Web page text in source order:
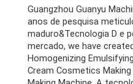
Guangzhou Guanyu
anos de pesquisa
maduro&Tecnologia D e
mercado, we have
Homogenizing
Cream Cosmetics